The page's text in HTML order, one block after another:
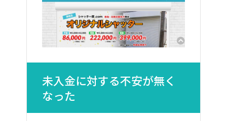
未入金に対する不安が無く
なった